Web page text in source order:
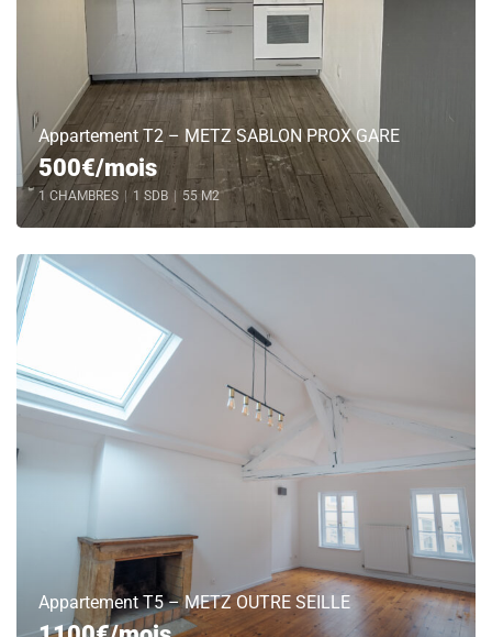
Appartement T2 – METZ SABLON PROX GARE
500€/mois
1 CHAMBRES 1 SDB 55 M2
Appartement T5 – METZ OUTRE SEILLE